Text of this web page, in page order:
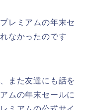
レミアムの年末セ
なかったのです
また友達にも話を
ムの年末セールに